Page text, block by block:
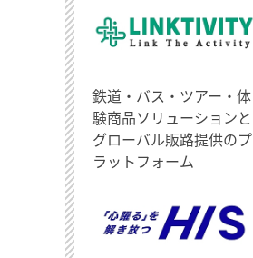
鉄道・バス・ツアー・体
験商品ソリューションと
グローバル販路提供のプ
ラットフォーム